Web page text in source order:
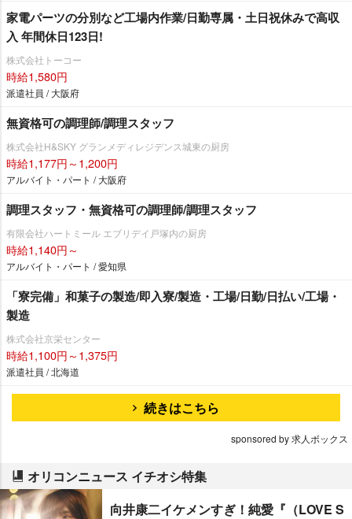
家電パーツの分別など工場内作業/日勤専属・土日祝休みで高収
入 年間休日123日!
株式会社トーコー
時給1,580円
派遣社員 / 大阪府
無資格可の調理師/調理スタッフ
株式会社H&SKY グランメディレジデンス城東の厨房
時給1,177円～1,200円
アルバイト・パート / 大阪府
調理スタッフ・無資格可の調理師/調理スタッフ
有限会社ハートミール エブリデイ戸塚内の厨房
時給1,140円～
アルバイト・パート / 愛知県
「寮完備」和菓子の製造/即入寮/製造・工場/日勤/日払い/工場・
製造
株式会社京栄センター
時給1,100円～1,375円
派遣社員 / 北海道
続きはこちら
sponsored by 求人ボックス
オリコンニュース イチオシ特集
向井康二イケメンすぎ！純愛『（LOVE S